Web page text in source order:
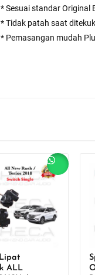
* Sesuai standar Original
* Tidak patah saat
* Pemasangan mudah
ALL